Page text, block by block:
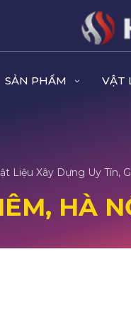
SẢN PHẨM VẬT
Liệu Xây Dựng Uy Tín,
HÀ